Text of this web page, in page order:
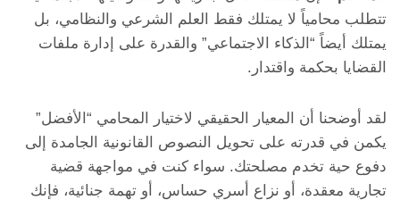
تتطلب محامياً لا يمتلك فقط العلم الشرعي والنظامي، بل
يمتلك أيضاً “الذكاء الاجتماعي” والقدرة على إدارة ملفات
القضايا بحكمة واقتدار.
لقد أوضحنا أن المعيار الحقيقي لاختيار المحامي “الأفضل”
يكمن في قدرته على تحويل النصوص القانونية الجامدة إلى
دفوع حية تخدم مصلحتك. سواء كنت في مواجهة قضية
تجارية معقدة، أو نزاع أسري حساس، أو تهمة جنائية، فإنك